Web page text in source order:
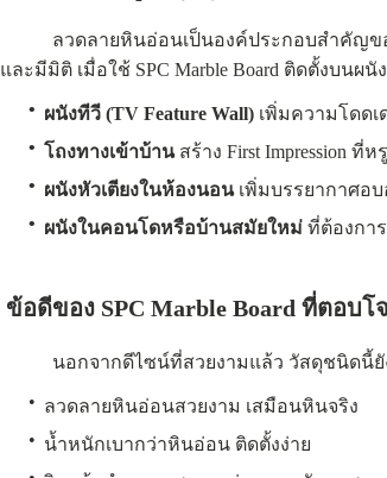
ลวดลายหินอ่อนเป็นองค์ประกอบสำคัญของ
และมีมิติ เมื่อใช้ SPC Marble Board ติดตั้งบน
• ผนังทีวี (TV Feature Wall) เพิ่มความโดด
• โถงทางเข้าบ้าน สร้าง First Impression ที่
• ผนังหัวเตียงในห้องนอน เพิ่มบรรยากาศอ
• ผนังในคอนโดหรือบ้านสมัยใหม่ ที่ต้องกา
ข้อดีของ SPC Marble Board ที่ตอบโ
นอกจากดีไซน์ที่สวยงามแล้ว วัสดุชนิดนี้ยัง
• ลวดลายหินอ่อนสวยงาม เสมือนหินจริง
• น้ำหนักเบากว่าหินอ่อน ติดตั้งง่าย